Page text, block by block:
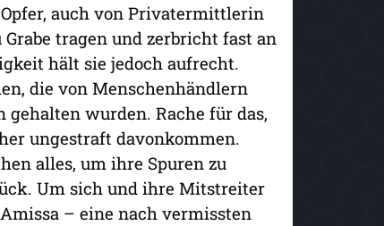
auch von Privatermittlerin
tragen und zerbricht fast an
hält sie jedoch aufrecht.
die von Menschenhändlern
wurden. Rache für das,
ungestraft davonkommen.
alles, um ihre Spuren zu
Um sich und ihre Mitstreiter
– eine nach vermissten